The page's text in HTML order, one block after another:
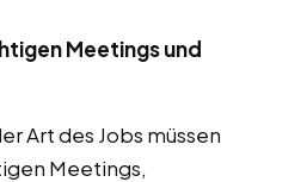
Meetings und
Art des Jobs müssen
Meetings,